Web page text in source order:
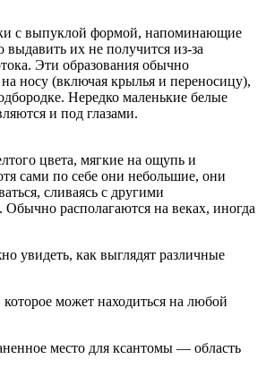
с выпуклой формой, напоминающие
их не получится из-за
Эти образования обычно
на носу (включая крылья и переносицу),
Нередко маленькие белые
и под глазами.
цвета, мягкие на ощупь и
сами по себе они небольшие, они
сливаясь с другими
Обычно располагаются на веках, иногда
увидеть, как выглядят различные
может находиться на любой
место для ксантомы — область